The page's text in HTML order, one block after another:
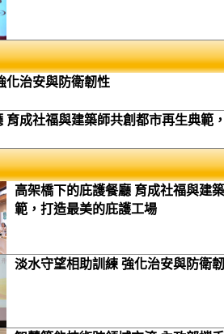
化治安與防衛韌性
育成社福與建築師共創都市再生典範
高架橋下的庇護餐廳 育成社福與建
範，打造最美的庇護工場
淡水守望相助訓練 強化治安與防衛